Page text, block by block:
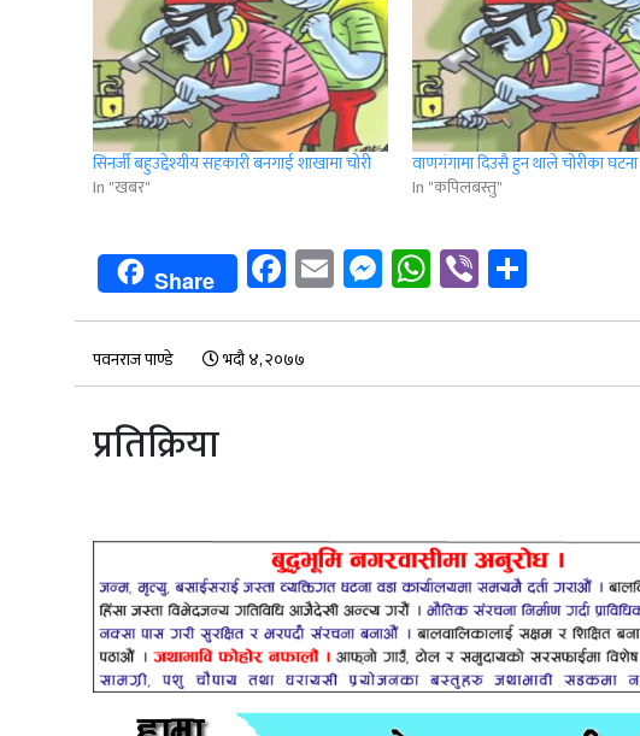
सिनर्जी बहुउद्देश्यीय सहकारी बनगाई शाखामा चोरी
In "खबर"
वाणगंगामा दिउसै हुन थाले चोरीका घटना
In "कपिलबस्तु"
Share Facebook
EmailMessenger
WhatsApp
Viber
पवनराज पाण्डे भदौ ४, २०७७
प्रतिक्रिया